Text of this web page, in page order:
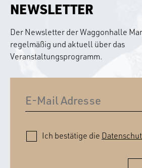
NEWSLETTER
Der Newsletter der Waggonhalle
regelmäßig und aktuell über das
Veranstaltungsprogramm.
Ich bestätige die